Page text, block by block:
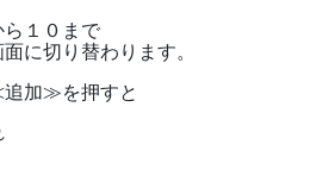
１０まで
に切り替わります。
加≫を押すと